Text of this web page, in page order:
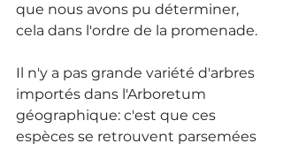
que nous avons pu déterminer,
cela dans l'ordre de la promenade.
Il n'y a pas grande variété d'arbres
importés dans l'Arboretum
géographique: c'est que ces
espèces se retrouvent parsemées